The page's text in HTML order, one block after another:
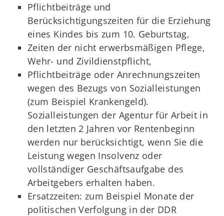
Pflichtbeiträge und
Berücksichtigungszeiten für die Erziehung
eines Kindes bis zum 10. Geburtstag,
Zeiten der nicht erwerbsmäßigen Pflege,
Wehr- und Zivildienstpflicht,
Pflichtbeiträge oder Anrechnungszeiten
wegen des Bezugs von Sozialleistungen
(zum Beispiel Krankengeld).
Sozialleistungen der Agentur für Arbeit in
den letzten 2 Jahren vor Rentenbeginn
werden nur berücksichtigt, wenn Sie die
Leistung wegen Insolvenz oder
vollständiger Geschäftsaufgabe des
Arbeitgebers erhalten haben.
Ersatzzeiten: zum Beispiel Monate der
politischen Verfolgung in der DDR